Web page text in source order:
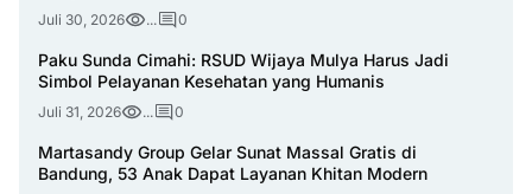
Juli 30, 2026 ... 0
Paku Sunda Cimahi: RSUD Wijaya Mulya Harus Jadi
Simbol Pelayanan Kesehatan yang Humanis
Juli 31, 2026 ... 0
Martasandy Group Gelar Sunat Massal Gratis di
Bandung, 53 Anak Dapat Layanan Khitan Modern